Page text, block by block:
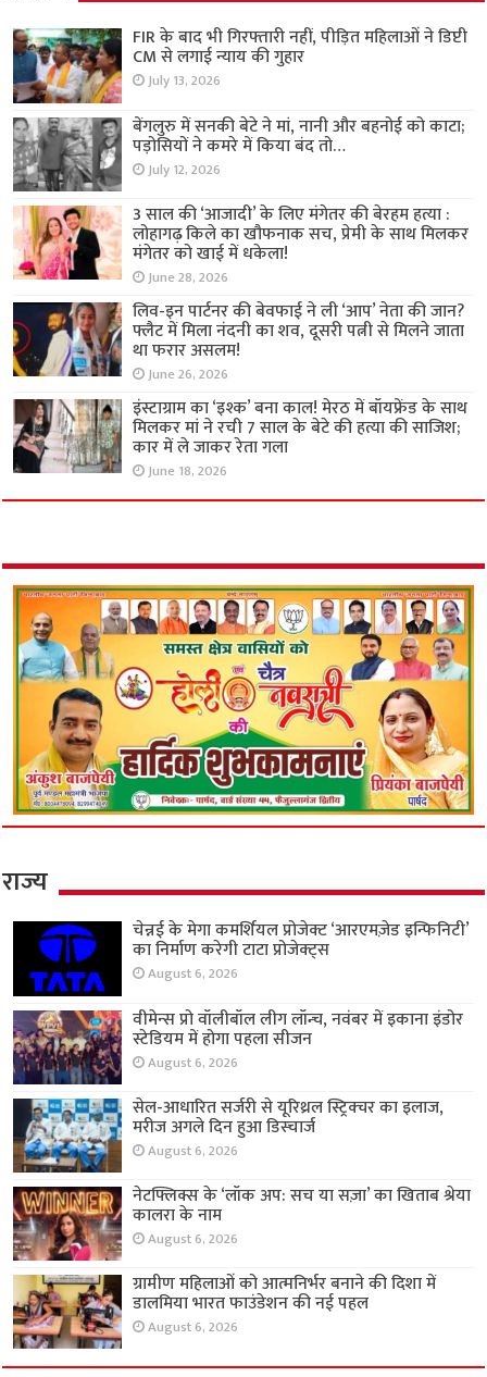
FIR के बाद भी गिरफ्तारी नहीं, पीड़ित महिलाओं ने डिप्टी
CM से लगाई न्याय की गुहार
July 13, 2026
बेंगलुरु में सनकी बेटे ने मां, नानी और बहनोई को काटा;
पड़ोसियों ने कमरे में किया बंद तो…
July 12, 2026
3 साल की ‘आजादी’ के लिए मंगेतर की बेरहम हत्या :
लोहागढ़ किले का खौफनाक सच, प्रेमी के साथ मिलकर
मंगेतर को खाई में धकेला!
June 28, 2026
लिव-इन पार्टनर की बेवफाई ने ली ‘आप’ नेता की जान?
फ्लैट में मिला नंदनी का शव, दूसरी पत्नी से मिलने जाता
था फरार असलम!
June 26, 2026
इंस्टाग्राम का ‘इश्क’ बना काल! मेरठ में बॉयफ्रेंड के साथ
मिलकर मां ने रची 7 साल के बेटे की हत्या की साजिश;
कार में ले जाकर रेता गला
June 18, 2026
राज्य
चेन्नई के मेगा कमर्शियल प्रोजेक्ट ‘आरएमज़ेड इन्फिनिटी’
का निर्माण करेगी टाटा प्रोजेक्ट्स
August 6, 2026
वीमेन्स प्रो वॉलीबॉल लीग लॉन्च, नवंबर में इकाना इंडोर
स्टेडियम में होगा पहला सीजन
August 6, 2026
सेल-आधारित सर्जरी से यूरिथ्रल स्ट्रिक्चर का इलाज,
मरीज अगले दिन हुआ डिस्चार्ज
August 6, 2026
नेटफ्लिक्स के ‘लॉक अप: सच या सज़ा’ का खिताब श्रेया
कालरा के नाम
August 6, 2026
ग्रामीण महिलाओं को आत्मनिर्भर बनाने की दिशा में
डालमिया भारत फाउंडेशन की नई पहल
August 6, 2026